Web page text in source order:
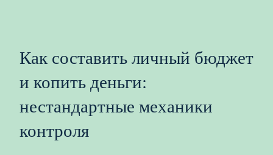
Как составить личный бюджет
и копить деньги:
нестандартные механики
контроля